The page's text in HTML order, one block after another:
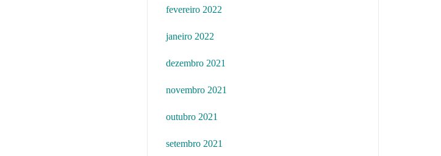
fevereiro 2022
janeiro 2022
dezembro 2021
novembro 2021
outubro 2021
setembro 2021